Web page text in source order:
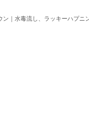
ン｜水毒流し、ラッキーハプニ